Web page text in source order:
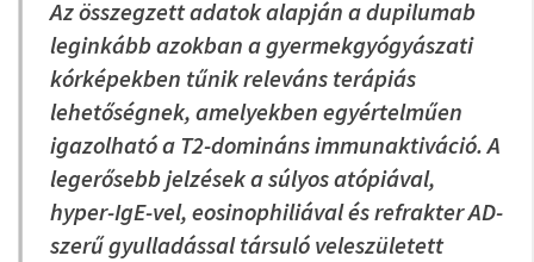
Az összegzett adatok alapján a dupilumab
leginkább azokban a gyermekgyógyászati
kórképekben tűnik releváns terápiás
lehetőségnek, amelyekben egyértelműen
igazolható a T2-domináns immunaktiváció. A
legerősebb jelzések a súlyos atópiával,
hyper-IgE-vel, eosinophiliával és refrakter AD-
szerű gyulladással társuló veleszületett